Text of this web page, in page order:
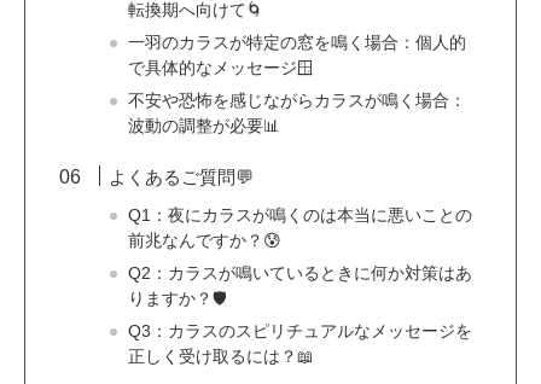
転換期へ向けて🌀
一羽のカラスが特定の窓を鳴く場合：個人的
で具体的なメッセージ🪟
不安や恐怖を感じながらカラスが鳴く場合：
波動の調整が必要📊
よくあるご質問💬
Q1：夜にカラスが鳴くのは本当に悪いことの
前兆なんですか？😰
Q2：カラスが鳴いているときに何か対策はあ
りますか？🛡️
Q3：カラスのスピリチュアルなメッセージを
正しく受け取るには？📖